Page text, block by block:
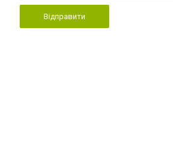
Відправити